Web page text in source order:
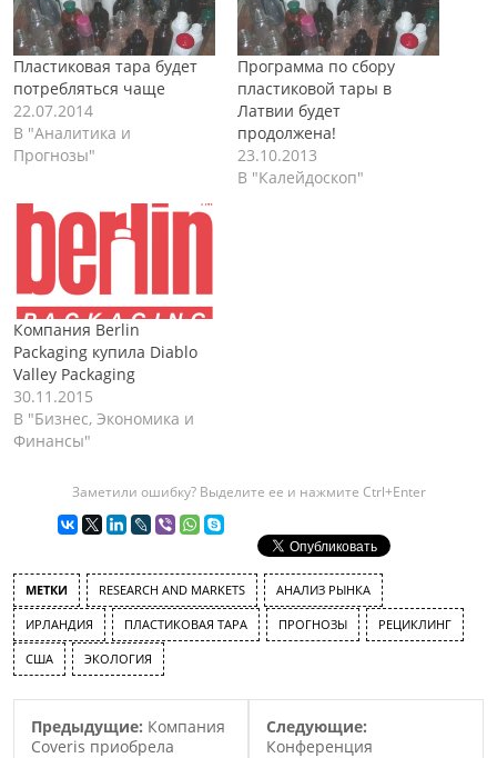
Пластиковая тара будет
потребляться чаще
22.07.2014
В "Аналитика и
Прогнозы"
Программа по сбору
пластиковой тары в
Латвии будет
продолжена!
23.10.2013
В "Калейдоскоп"
Компания Berlin
Packaging купила Diablo
Valley Packaging
30.11.2015
В "Бизнес, Экономика и
Финансы"
Заметили ошибку? Выделите ее и нажмите Ctrl+Enter
МЕТКИ RESEARCH AND MARKETS АНАЛИЗ РЫНКА
ИРЛАНДИЯ ПЛАСТИКОВАЯ ТАРА ПРОГНОЗЫ РЕЦИКЛИНГ
США ЭКОЛОГИЯ
Предыдущие: Компания
Coveris приобрела
Следующие:
Конференция